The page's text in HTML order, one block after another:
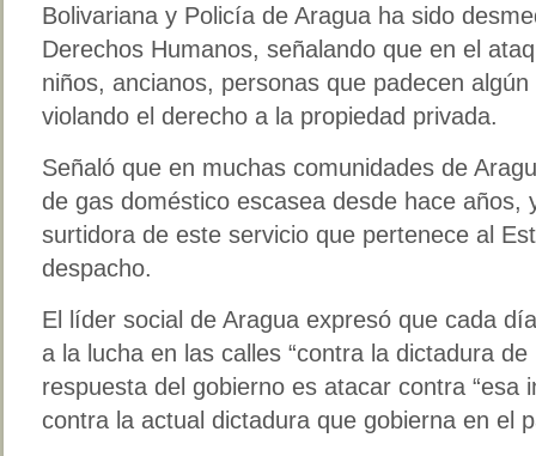
Bolivariana y Policía de Aragua ha sido
Derechos Humanos, señalando que en el
niños, ancianos, personas que padecen
violando el derecho a la propiedad privada.
Señaló que en muchas comunidades de
de gas doméstico escasea desde hace años,
surtidora de este servicio que pertenece al
despacho.
El líder social de Aragua expresó que cada
a la lucha en las calles “contra la dictadura de
respuesta del gobierno es atacar contra “esa
contra la actual dictadura que gobierna en el